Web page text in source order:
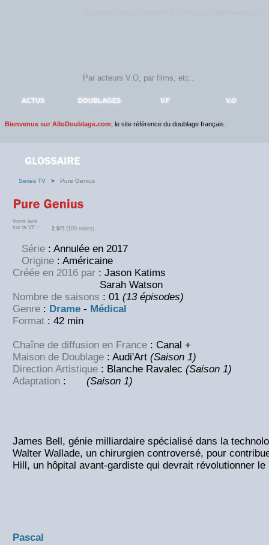
ACTUS DOUBLAGES V.F V.O
Bienvenue sur AlloDoublage.com , le site référence du doublage français.
Series TV > Pure Genius
Votre avis
sur la VF :
2.0/5 (100 notes)
Série : Annulée en 2017
Origine : Américaine
Créée en 2016 par : Jason Katims
Sarah Watson
Nombre de saisons : 01 (13 épisodes)
Genre : Drame - Médical
Format : 42 min
Chaîne de diffusion en France : Canal +
Maison de Doublage : Audi'Art (Saison 1)
Direction Artistique : Blanche Ravalec (Saison 1)
Adaptation : (Saison 1)
James Bell, génie milliardaire spécialisé dans la
Walter Wallade, un chirurgien controversé, pour
Hill, un hôpital avant-gardiste qui devrait révolutionner le
Pascal